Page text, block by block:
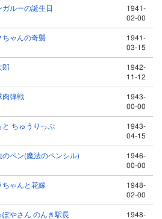
ガルーの誕生日
1941-
02-00
ちゃんの奇襲
1941-
03-15
郎
1942-
11-12
肉弾戦
1943-
00-00
と ちゅうりっぷ
1943-
04-15
のペン(魔法のペンシル)
1946-
00-00
ちゃんと花嫁
1948-
02-00
ぽやさん のんき駅長
1948-